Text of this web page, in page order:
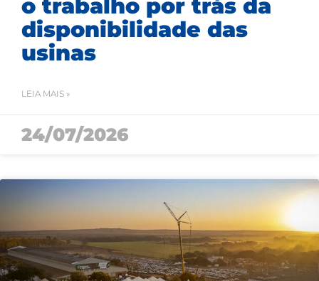
o trabalho por trás da
disponibilidade das
usinas
LEIA MAIS »
24/07/2026